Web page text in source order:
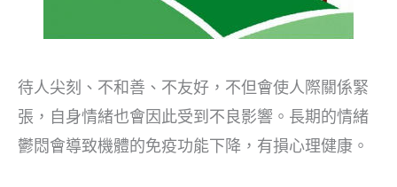
待人尖刻、不和善、不友好，不但會使人際關係緊
張，自身情緒也會因此受到不良影響。長期的情緒
鬱悶會導致機體的免疫功能下降，有損心理健康。